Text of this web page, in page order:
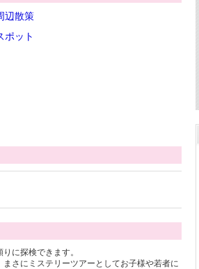
辺散策
ポット
に探検できます。
さにミステリーツアーとしてお子様や若者に